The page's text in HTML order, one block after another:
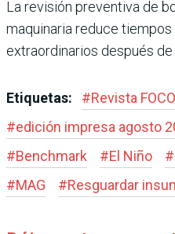
La revisión preventiva de
maquinaria reduce
extraordinarios después de
Etiquetas: #Revista
#edición impresa agosto
#Benchmark #El Niño #
#MAG #Resguardar